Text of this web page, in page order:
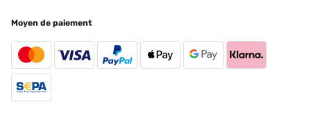
Amazon-Benutzer
Traduire
Moyen de paiement